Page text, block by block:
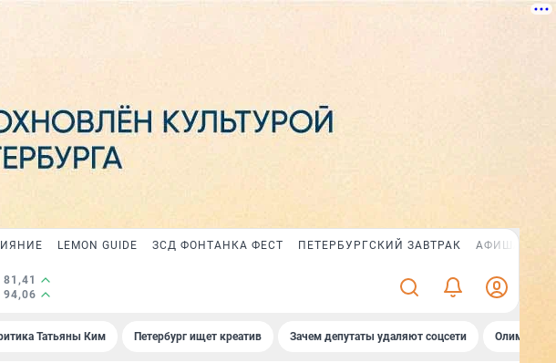
LEMON GUIDE ЗСД ФОНТАНКА ФЕСТ ПЕТЕРБУРГСКИЙ ЗАВТРАК АФИША PLUS
81,41
94,06
Татьяны Ким Петербург ищет креатив Зачем депутаты удаляют соцсети